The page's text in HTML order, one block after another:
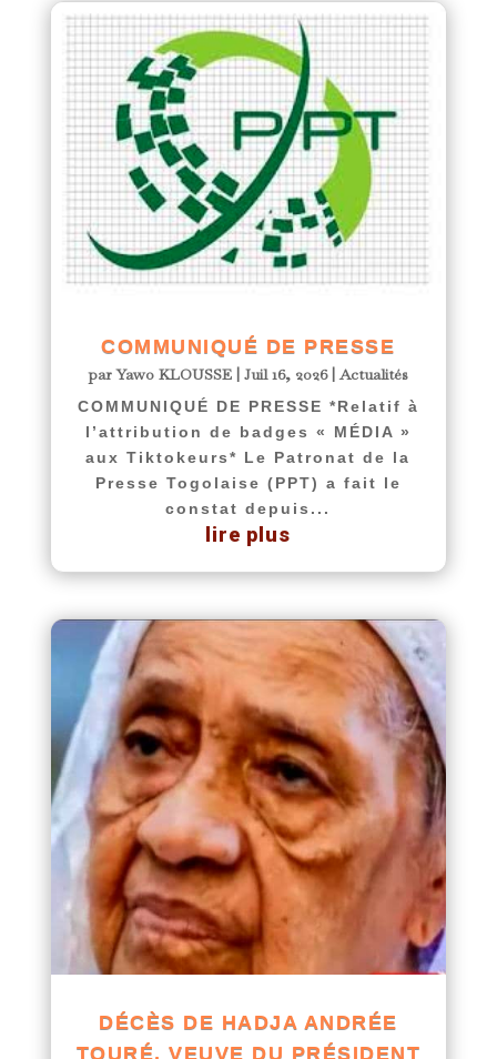
COMMUNIQUÉ DE PRESSE
parYawo KLOUSSE |Juil 16, 2026|Actualités
COMMUNIQUÉ DE PRESSE *Relatif à
l’attribution de badges « MÉDIA »
aux Tiktokeurs* Le Patronat de la
Presse Togolaise (PPT) a fait le
constat depuis...
lire plus
DÉCÈS DE HADJA ANDRÉE
TOURÉ, VEUVE DU PRÉSIDENT